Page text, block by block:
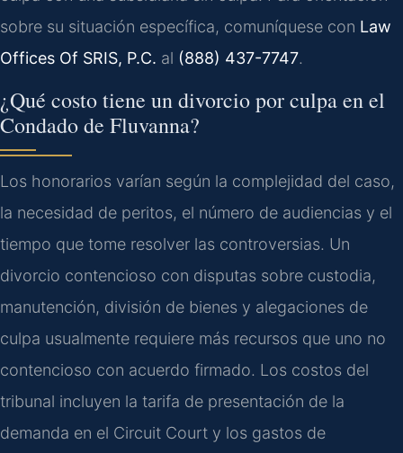
sobre su situación específica, comuníquese con Law
Offices Of SRIS, P.C. al (888) 437-7747.
¿Qué costo tiene un divorcio por culpa en el
Condado de Fluvanna?
Los honorarios varían según la complejidad del caso,
la necesidad de peritos, el número de audiencias y el
tiempo que tome resolver las controversias. Un
divorcio contencioso con disputas sobre custodia,
manutención, división de bienes y alegaciones de
culpa usualmente requiere más recursos que uno no
contencioso con acuerdo firmado. Los costos del
tribunal incluyen la tarifa de presentación de la
demanda en el Circuit Court y los gastos de